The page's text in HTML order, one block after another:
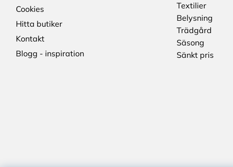
Cookies
Hitta butiker
Kontakt
Blogg - inspiration
Textilier
Belysning
Trädgård
Säsong
Sänkt pris